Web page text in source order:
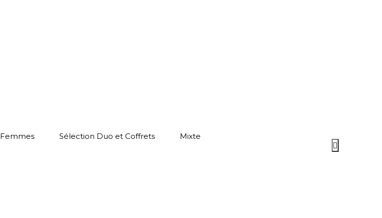
Femmes Sélection Duo et Coffrets Mixte